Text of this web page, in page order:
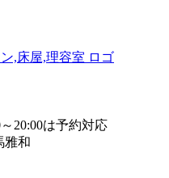
20:00は予約対応
雅和